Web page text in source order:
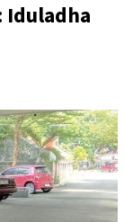
Iduladha